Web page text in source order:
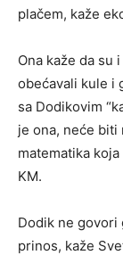
plačem, kaže
Ona kaže da su
obećavali kule i
sa Dodikovim
je ona, neće biti
matematika
KM.
Dodik ne
prinos, kaže